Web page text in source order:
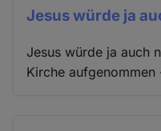
Jesus würde ja
Jesus würde ja auch
Kirche